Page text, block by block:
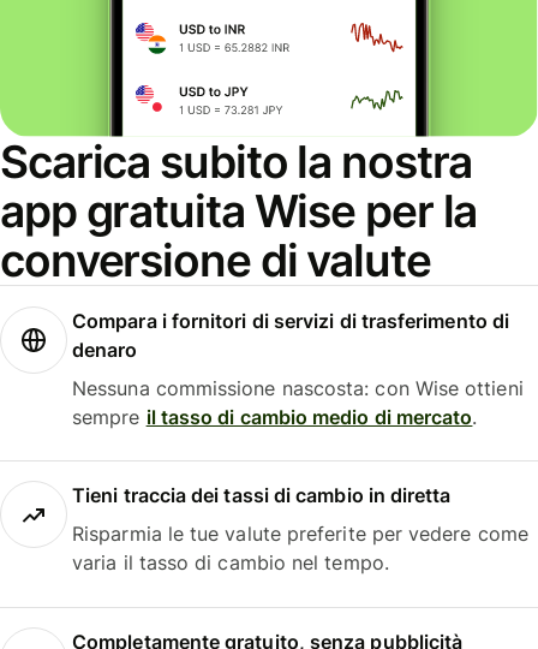
Scarica subito la nostra
app gratuita Wise per la
conversione di valute
Compara i fornitori di servizi di trasferimento di
denaro
Nessuna commissione nascosta: con Wise ottieni
sempre il tasso di cambio medio di mercato.
Tieni traccia dei tassi di cambio in diretta
Risparmia le tue valute preferite per vedere come
varia il tasso di cambio nel tempo.
Completamente gratuito, senza pubblicità